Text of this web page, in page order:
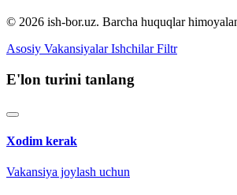
© 2026 ish-bor.uz. Barcha huquqlar
Asosiy Vakansiyalar Ishchilar Filtr
E'lon turini tanlang
Xodim kerak
Vakansiya joylash uchun